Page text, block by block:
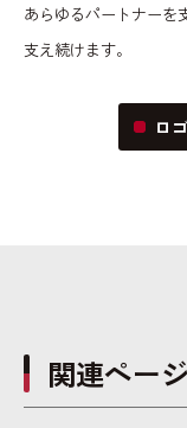
あらゆるパートナーを
支え続けます。
ロ
関連ページ